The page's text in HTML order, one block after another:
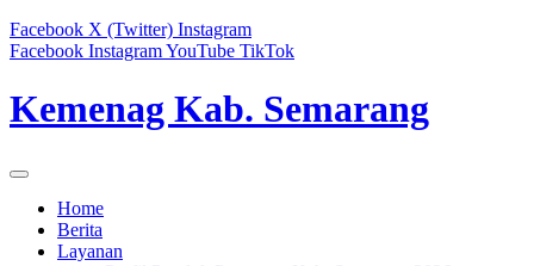
Facebook X (Twitter) Instagram
Facebook InstagramYouTube TikTok
Kemenag Kab. Semarang
Home
Berita
Layanan